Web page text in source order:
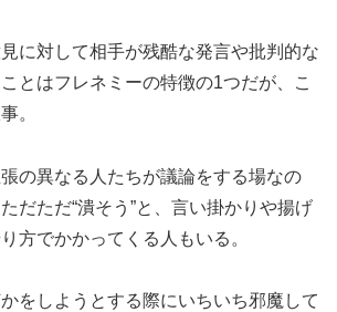
に対して相手が残酷な発言や批判的な
とはフレネミーの特徴の1つだが、こ
。
の異なる人たちが議論をする場なの
だただ“潰そう”と、言い掛かりや揚げ
方でかかってくる人もいる。
をしようとする際にいちいち邪魔して